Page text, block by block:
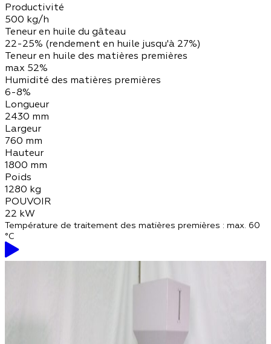
Productivité
500 kg/h
Teneur en huile du gâteau
22-25% (rendement en huile jusqu'à 27%)
Teneur en huile des matières premières
max 52%
Humidité des matières premières
6-8%
Longueur
2430 mm
Largeur
760 mm
Hauteur
1800 mm
Poids
1280 kg
POUVOIR
22 kW
Température de traitement des matières premières : max. 60
°C